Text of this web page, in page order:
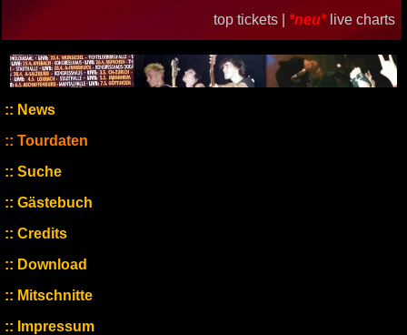
top tickets | *neu* live charts
News
Tourdaten
Suche
Gästebuch
Credits
Download
Mitschnitte
Impressum